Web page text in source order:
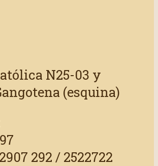
N25-03 y
(esquina)
292 / 2522722